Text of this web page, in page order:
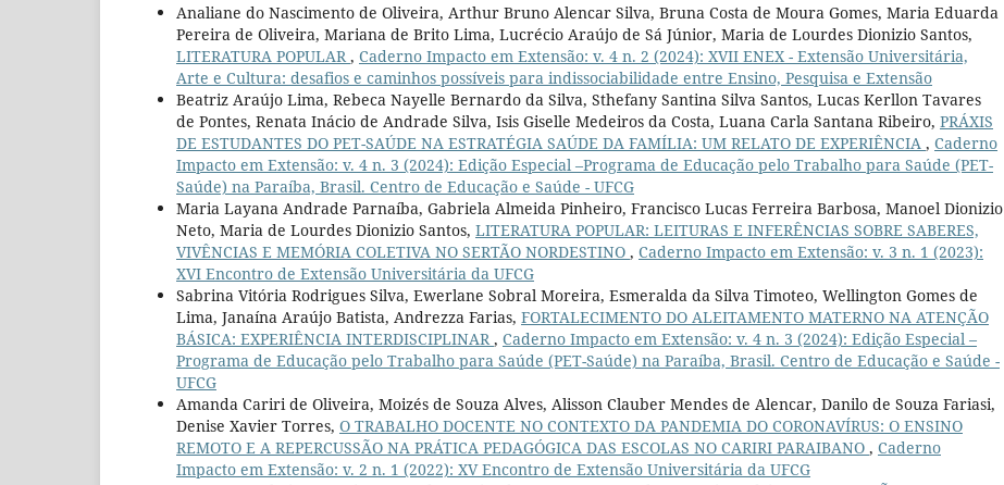
Analiane do Nascimento de Oliveira, Arthur Bruno Alencar Silva, Bruna Costa de Moura Gomes, Maria Eduarda
Pereira de Oliveira, Mariana de Brito Lima, Lucrécio Araújo de Sá Júnior, Maria de Lourdes Dionizio Santos,
LITERATURA POPULAR, Caderno Impacto em Extensão: v. 4 n. 2 (2024): XVII ENEX - Extensão Universitária,
Arte e Cultura: desafios e caminhos possíveis para indissociabilidade entre Ensino, Pesquisa e Extensão
Beatriz Araújo Lima, Rebeca Nayelle Bernardo da Silva, Sthefany Santina Silva Santos, Lucas Kerllon Tavares
de Pontes, Renata Inácio de Andrade Silva, Isis Giselle Medeiros da Costa, Luana Carla Santana Ribeiro, PRÁXIS
DE ESTUDANTES DO PET-SAÚDE NA ESTRATÉGIA SAÚDE DA FAMÍLIA: UM RELATO DE EXPERIÊNCIA , Caderno
Impacto em Extensão: v. 4 n. 3 (2024): Edição Especial –Programa de Educação pelo Trabalho para Saúde (PET-
Saúde) na Paraíba, Brasil. Centro de Educação e Saúde - UFCG
Maria Layana Andrade Parnaíba, Gabriela Almeida Pinheiro, Francisco Lucas Ferreira Barbosa, Manoel Dionizio
Neto, Maria de Lourdes Dionizio Santos, LITERATURA POPULAR: LEITURAS E INFERÊNCIAS SOBRE SABERES,
VIVÊNCIAS E MEMÓRIA COLETIVA NO SERTÃO NORDESTINO , Caderno Impacto em Extensão: v. 3 n. 1 (2023):
XVI Encontro de Extensão Universitária da UFCG
Sabrina Vitória Rodrigues Silva, Ewerlane Sobral Moreira, Esmeralda da Silva Timoteo, Wellington Gomes de
Lima, Janaína Araújo Batista, Andrezza Farias, FORTALECIMENTO DO ALEITAMENTO MATERNO NA ATENÇÃO
BÁSICA: EXPERIÊNCIA INTERDISCIPLINAR, Caderno Impacto em Extensão: v. 4 n. 3 (2024): Edição Especial –
Programa de Educação pelo Trabalho para Saúde (PET-Saúde) na Paraíba, Brasil. Centro de Educação e Saúde -
UFCG
Amanda Cariri de Oliveira, Moizés de Souza Alves, Alisson Clauber Mendes de Alencar, Danilo de Souza Fariasi,
Denise Xavier Torres, O TRABALHO DOCENTE NO CONTEXTO DA PANDEMIA DO CORONAVÍRUS: O ENSINO
REMOTO E A REPERCUSSÃO NA PRÁTICA PEDAGÓGICA DAS ESCOLAS NO CARIRI PARAIBANO , Caderno
Impacto em Extensão: v. 2 n. 1 (2022): XV Encontro de Extensão Universitária da UFCG